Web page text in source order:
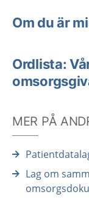
Om du är
Ordlista:
MER PÅ
Lag om